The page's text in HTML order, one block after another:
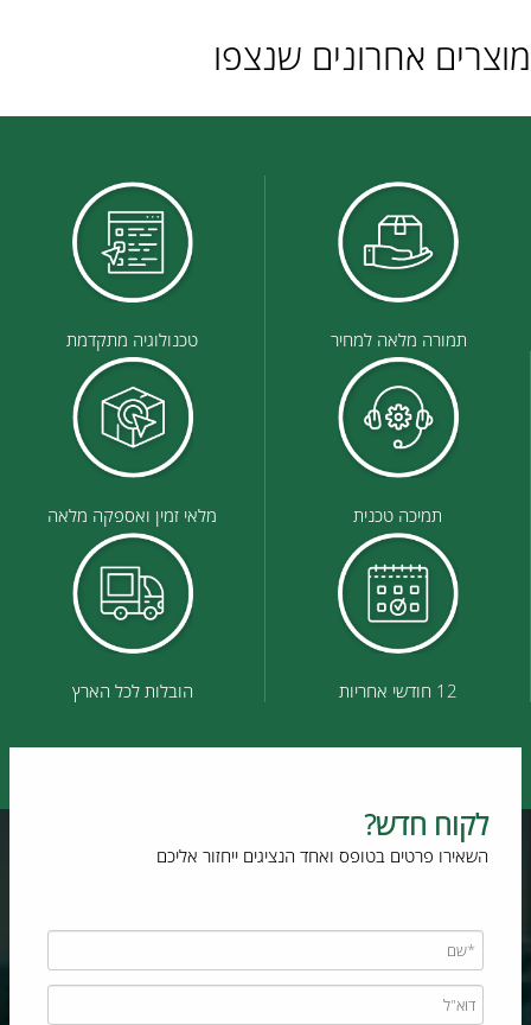
מוצרים אחרונים שנצפו
תמורה מלאה למחיר טכנולוגיה מתקדמת
תמיכה טכנית מלאי זמין ואספקה מלאה
12 חודשי אחריות הובלות לכל הארץ
לקוח חדש?
השאירו פרטים בטופס ואחד הנציגים ייחזור אליכם